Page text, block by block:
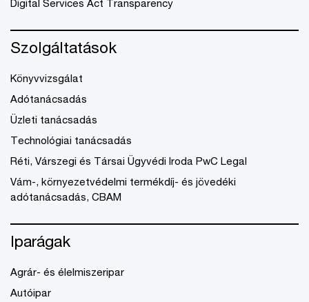
Digital Services Act Transparency
Szolgáltatások
Könyvvizsgálat
Adótanácsadás
Üzleti tanácsadás
Technológiai tanácsadás
Réti, Várszegi és Társai Ügyvédi Iroda PwC Legal
Vám-, környezetvédelmi termékdíj- és jövedéki
adótanácsadás, CBAM
Iparágak
Agrár- és élelmiszeripar
Autóipar